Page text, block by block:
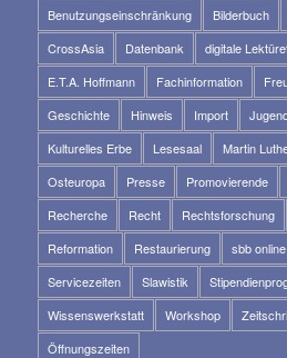
Benutzungseinschränkung
Bilderbuch
CrossAsia
Datenbank digitale
E.T.A. Hoffmann
Fachinformation
Geschichte
Hinweis Import
Kulturelles Erbe
Lesesaal Martin
Osteuropa
Presse Promovierende
Recherche
Recht Rechtsforschung
Reformation
Restaurierung sbb
Servicezeiten
Slawistik
Wissenswerkstatt
Workshop
Öffnungszeiten